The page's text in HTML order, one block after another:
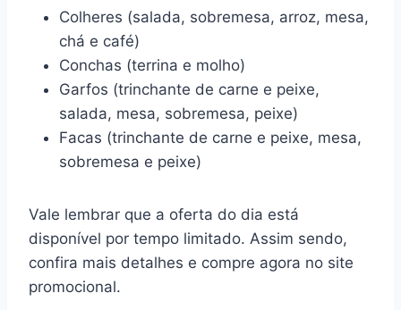
Colheres (salada, sobremesa, arroz, mesa,
chá e café)
Conchas (terrina e molho)
Garfos (trinchante de carne e peixe,
salada, mesa, sobremesa, peixe)
Facas (trinchante de carne e peixe, mesa,
sobremesa e peixe)
Vale lembrar que a oferta do dia está
disponível por tempo limitado. Assim sendo,
confira mais detalhes e compre agora no site
promocional.